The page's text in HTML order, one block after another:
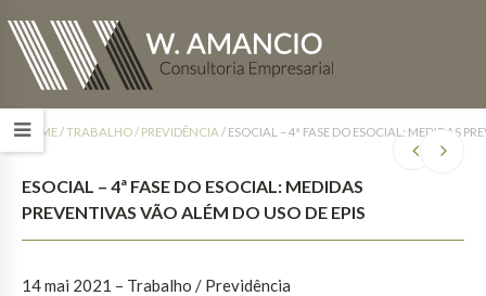
HOME/TRABALHO / PREVIDÊNCIA / ESOCIAL – 4ª FASE DO ESOCIAL: MEDIDAS
ESOCIAL – 4ª FASE DO ESOCIAL: MEDIDAS
PREVENTIVAS VÃO ALÉM DO USO DE EPIS
14 mai 2021 – Trabalho / Previdência